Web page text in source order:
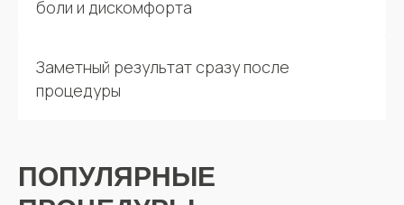
боли и дискомфорта
Заметный результат сразу после
процедуры
ПОПУЛЯРНЫЕ